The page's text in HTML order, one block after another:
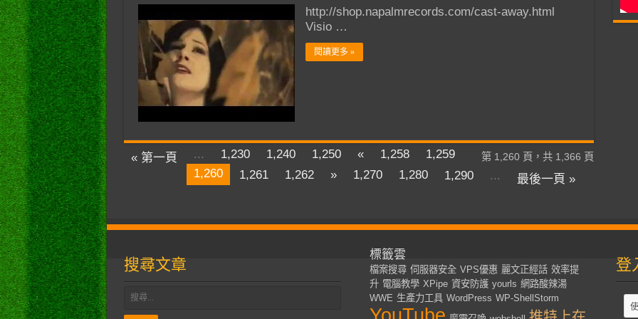
http://shop.napalmrecords.com/cast-away.html
Visio …
閱讀更多 »
第 1,260 頁，共 1,366 頁
« 第一頁 ... 1,230 1,240 1,250 « 1,258
1,259
1,260
1,261 1,262 » 1,270 1,280 1,290 ... 最後一頁 »
搜尋文章
標籤雲
檔案搜尋 伺服器安全 VPS優惠 麗文正經話 效率提
升 電腦教學 XPipe 資安防護 yourls 網路酸辣湯
WWE 生產力工具 WordPress WP-ShellStorm
登